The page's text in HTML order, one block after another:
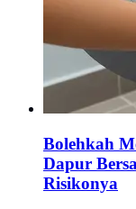
Bolehkah
Dapur
Risikonya